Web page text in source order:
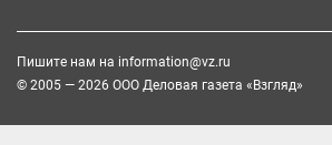
Пишите нам на information@vz.ru
© 2005 — 2026 ООО Деловая газета «Взгляд»